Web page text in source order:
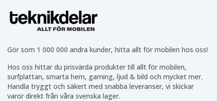
Gör som 1 000 000 andra kunder, hitta allt för mobilen hos oss!
Hos oss hittar du prisvärda produkter till allt för mobilen,
surfplattan, smarta hem, gaming, ljud & bild och mycket mer.
Handla tryggt och säkert med snabba leveranser, vi skickar
varor direkt från våra svenska lager.